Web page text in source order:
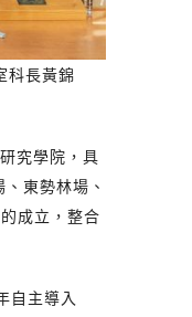
科長黃錦
究學院，具
東勢林場、
成立，整合
自主導入